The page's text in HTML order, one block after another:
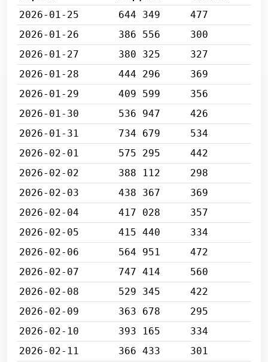
2026-01-25 644 349
477
2026-01-26
386 556
300
2026-01-27
380 325
327
2026-01-28
444 296
369
2026-01-29
409 599
356
2026-01-30
536 947
426
2026-01-31
734 679
534
2026-02-01
575 295
442
2026-02-02
388 112
298
2026-02-03
438 367
369
2026-02-04
417 028
357
2026-02-05
415 440
334
2026-02-06
564 951
472
2026-02-07
747 414
560
2026-02-08
529 345
422
2026-02-09
363 678
295
2026-02-10
393 165
334
2026-02-11
366 433
301